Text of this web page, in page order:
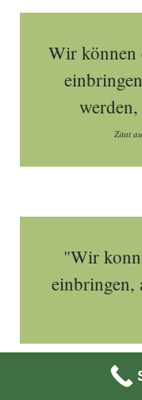
Wir können
Zitat
"Wir
einbringen,